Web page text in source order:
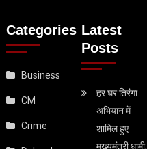
Categories
Business
CM
Crime
Latest
Posts
हर घर तिरंगा
अभियान में
शामिल हुए
मुख्यमंत्री धामी,